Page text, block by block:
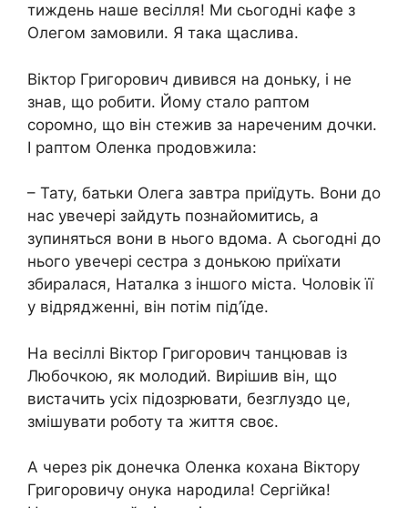
тиждень наше весілля! Ми сьогодні кафе з
Олегом замовили. Я така щаслива.
Віктор Григорович дивився на доньку, і не
знав, що робити. Йому стало раптом
соромно, що він стежив за нареченим дочки.
І раптом Оленка продовжила:
– Тату, батьки Олега завтра приїдуть. Вони до
нас увечері зайдуть познайомитись, а
зупиняться вони в нього вдома. А сьогодні до
нього увечері сестра з донькою приїхати
збиралася, Наталка з іншого міста. Чоловік її
у відрядженні, він потім під’їде.
На весіллі Віктор Григорович танцював із
Любочкою, як молодий. Вирішив він, що
вистачить усіх підозрювати, безглуздо це,
змішувати роботу та життя своє.
А через рік донечка Оленка кохана Віктору
Григоровичу онука народила! Сергійка!